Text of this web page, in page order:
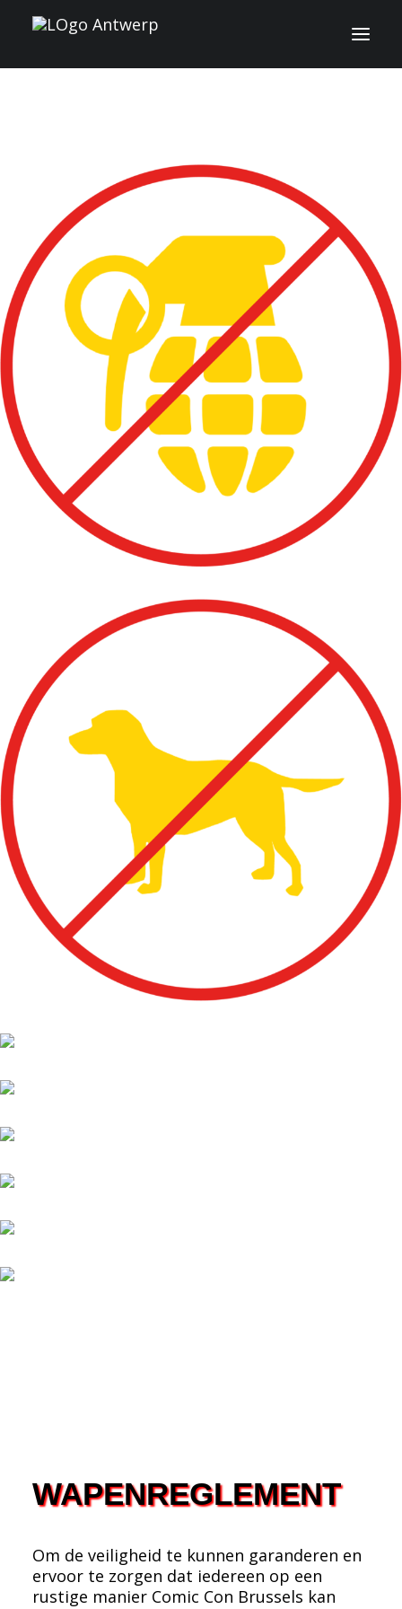
PROGRAMMA
ACTIVITEITEN
CONTACT
TICKETS
FRANÇAIS
ENGLISH
NEDERLANDS
WAPENREGLEMENT
Om de veiligheid te kunnen garanderen en
ervoor te zorgen dat iedereen op een
rustige manier Comic Con Brussels kan